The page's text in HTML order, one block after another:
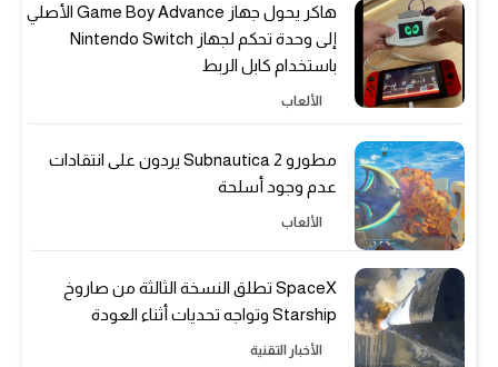
هاكر يحول جهاز Game Boy Advance الأصلي
إلى وحدة تحكم لجهاز Nintendo Switch
باستخدام كابل الربط
الألعاب
مطورو Subnautica 2 يردون على انتقادات
عدم وجود أسلحة
الألعاب
SpaceX تطلق النسخة الثالثة من صاروخ
Starship وتواجه تحديات أثناء العودة
الأخبار التقنية